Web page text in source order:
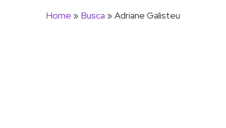
Home » Busca » Adriane Galisteu